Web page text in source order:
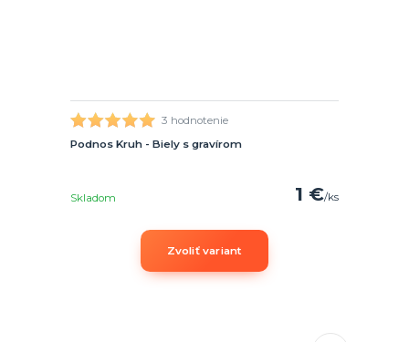
3 hodnotenie
Podnos Kruh - Biely s gravírom
1 €/ks
Skladom
Zvoliť variant